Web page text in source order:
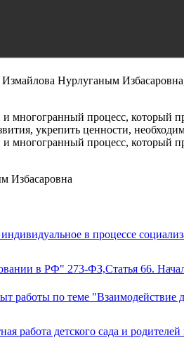
Измайлова Нурлуганым
многогранный процесс, который
укрепить ценности,
многогранный процесс, который
Избасаровна
в процессе
в РФ" 273-ФЗ,Статья 66.
работы по теме "Взаимодействие
работа детского сада и